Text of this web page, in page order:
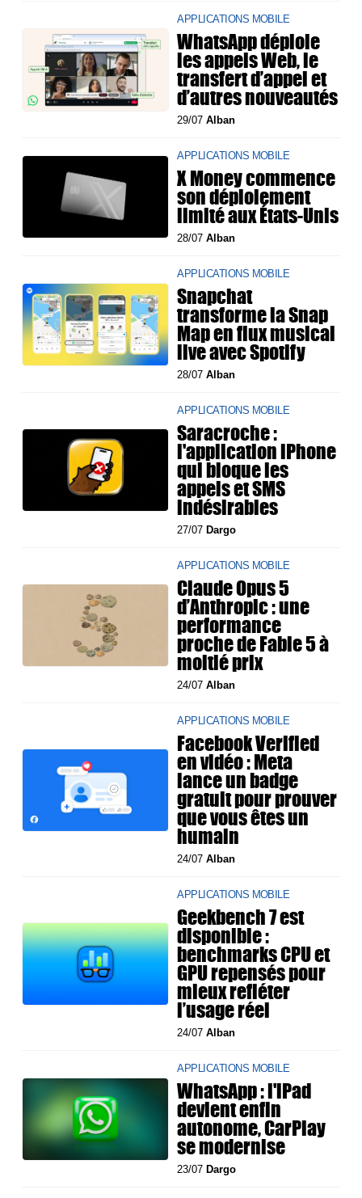
APPLICATIONS MOBILE
WhatsApp déploie
les appels Web, le
transfert d’appel et
d’autres nouveautés
29/07Alban
APPLICATIONS MOBILE
X Money commence
son déploiement
limité aux États-Unis
28/07Alban
APPLICATIONS MOBILE
Snapchat
transforme la Snap
Map en flux musical
live avec Spotify
28/07Alban
APPLICATIONS MOBILE
Saracroche :
l'application iPhone
qui bloque les
appels et SMS
indésirables
27/07 Dargo
APPLICATIONS MOBILE
Claude Opus 5
d’Anthropic : une
performance
proche de Fable 5 à
moitié prix
24/07Alban
APPLICATIONS MOBILE
Facebook Verified
en vidéo : Meta
lance un badge
gratuit pour prouver
que vous êtes un
humain
24/07Alban
APPLICATIONS MOBILE
Geekbench 7 est
disponible :
benchmarks CPU et
GPU repensés pour
mieux refléter
l’usage réel
24/07Alban
APPLICATIONS MOBILE
WhatsApp : l'iPad
devient enfin
autonome, CarPlay
se modernise
23/07 Dargo